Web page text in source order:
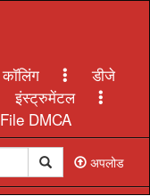
कॉलिंग
डीजे
इंस्ट्रुमेंटल
File DMCA
अपलोड